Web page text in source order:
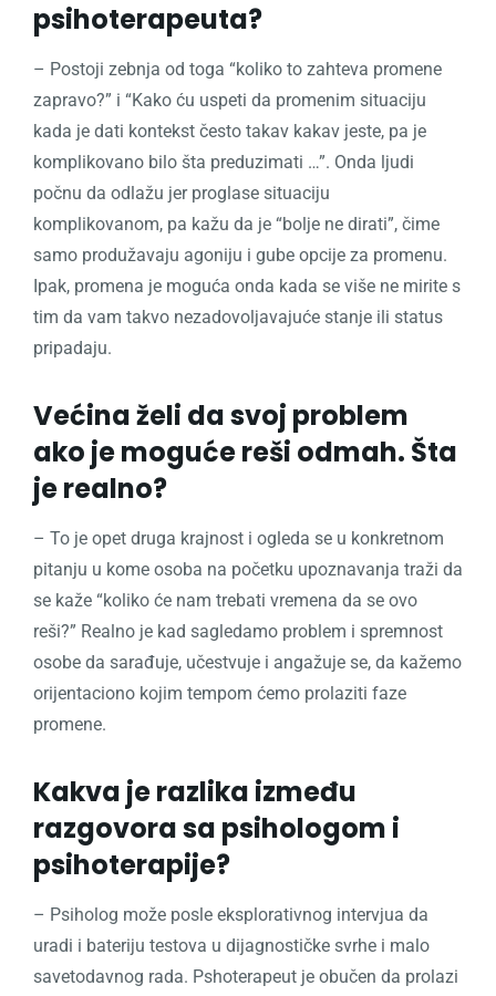
psihoterapeuta?
– Postoji zebnja od toga “koliko to zahteva promene
zapravo?” i “Kako ću uspeti da promenim situaciju
kada je dati kontekst često takav kakav jeste, pa je
komplikovano bilo šta preduzimati …”. Onda ljudi
počnu da odlažu jer proglase situaciju
komplikovanom, pa kažu da je “bolje ne dirati”, čime
samo produžavaju agoniju i gube opcije za promenu.
Ipak, promena je moguća onda kada se više ne mirite s
tim da vam takvo nezadovoljavajuće stanje ili status
pripadaju.
Većina želi da svoj problem
ako je moguće reši odmah. Šta
je realno?
– To je opet druga krajnost i ogleda se u konkretnom
pitanju u kome osoba na početku upoznavanja traži da
se kaže “koliko će nam trebati vremena da se ovo
reši?” Realno je kad sagledamo problem i spremnost
osobe da sarađuje, učestvuje i angažuje se, da kažemo
orijentaciono kojim tempom ćemo prolaziti faze
promene.
Kakva je razlika između
razgovora sa psihologom i
psihoterapije?
– Psiholog može posle eksplorativnog intervjua da
uradi i bateriju testova u dijagnostičke svrhe i malo
savetodavnog rada. Pshoterapeut je obučen da prolazi